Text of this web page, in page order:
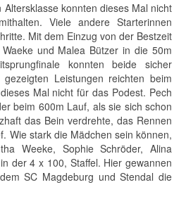
konnten dieses Mal nicht
Viele andere Starterinnen
Mit dem Einzug von der Bestzeit
und Malea Bützer in die 50m
konnten beide sicher
Leistungen reichten beim
Mal nicht für das Podest. Pech
beim 600m Lauf, als sie sich schon
das Bein verdrehte, das Rennen
Wie stark die Mädchen sein können,
Weeke, Sophie Schröder, Alina
der 4 x 100, Staffel. Hier gewannen
SC Magdeburg und Stendal die